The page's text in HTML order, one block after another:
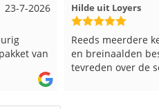
17-7-2026
heel
Loes uit
Snelle levering en
Top.